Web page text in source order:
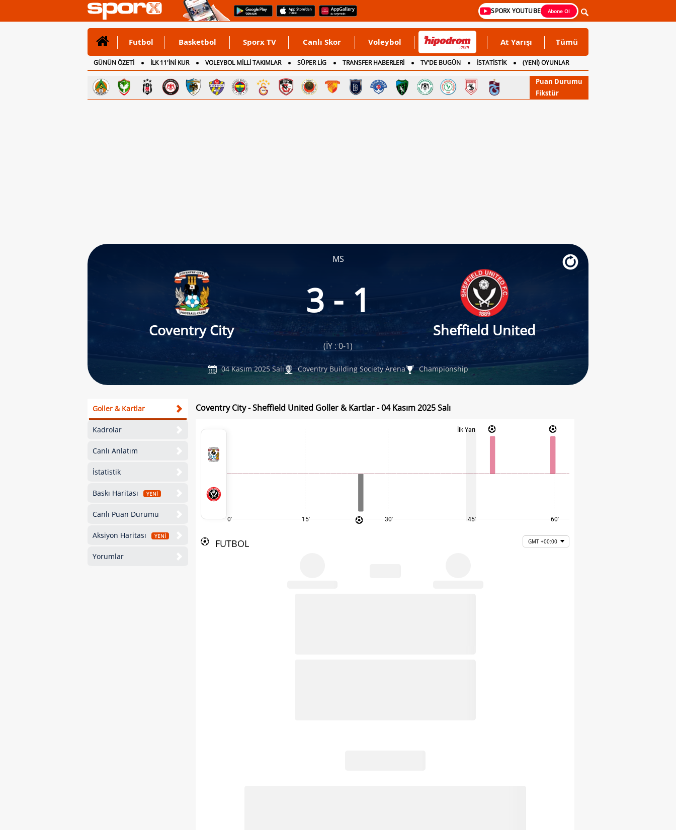
SPORX YOUTUBE Abone Ol
Futbol Basketbol Sporx TV Canlı Skor Voleybol At Yarışı Tümü
GÜNÜN ÖZETİ İLK 11'İNİ KUR VOLEYBOL MİLLİ TAKIMLAR SÜPER LİG TRANSFER HABERLERİ TV'DE BUGÜN İSTATİSTİK
(YENİ) OYUNLAR
CANLI ANLATIM
İNGİLTERE
Puan Durumu
Fikstür
MS
Coventry City
3 - 1
Sheffield United
(İY : 0-1)
04 Kasım 2025 Salı Coventry Building Society Arena Championship
Goller & Kartlar
Kadrolar
Canlı Anlatım
İstatistik
Baskı Haritası YENİ
Canlı Puan Durumu
Aksiyon Haritası YENİ
Yorumlar
Coventry City - Sheffield United Goller & Kartlar - 04 Kasım 2025 Salı
0' 15' 30'
İlk Yarı
45' 60'
FUTBOL GMT +00:00